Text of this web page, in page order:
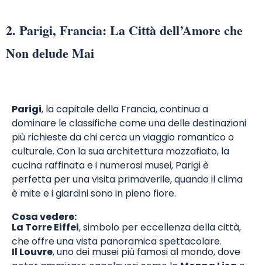
2. Parigi, Francia: La Città dell’Amore che
Non delude Mai
Parigi, la capitale della Francia, continua a
dominare le classifiche come una delle destinazioni
più richieste da chi cerca un viaggio romantico o
culturale. Con la sua architettura mozzafiato, la
cucina raffinata e i numerosi musei, Parigi è
perfetta per una visita primaverile, quando il clima
è mite e i giardini sono in pieno fiore.
Cosa vedere:
La Torre Eiffel, simbolo per eccellenza della città,
che offre una vista panoramica spettacolare.
Il Louvre, uno dei musei più famosi al mondo, dove